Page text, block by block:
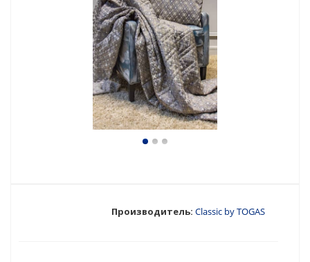
Производитель: Classic by TOGAS